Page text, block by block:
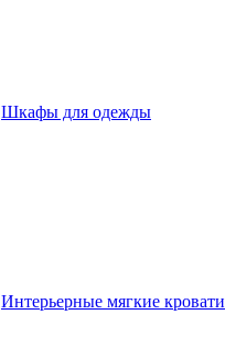
Шкафы для одежды
Интерьерные мягкие кровати